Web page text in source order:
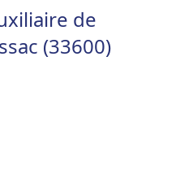
de
(33600)